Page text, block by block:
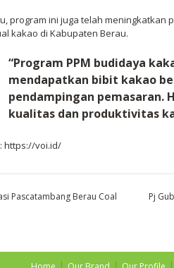
program ini juga telah
kakao di Kabupaten Berau.
“Program PPM budidaya
mendapatkan bibit kakao
pendampingan
kualitas dan produktivitas
https://voi.id/
Pascatambang Berau Coal Pj